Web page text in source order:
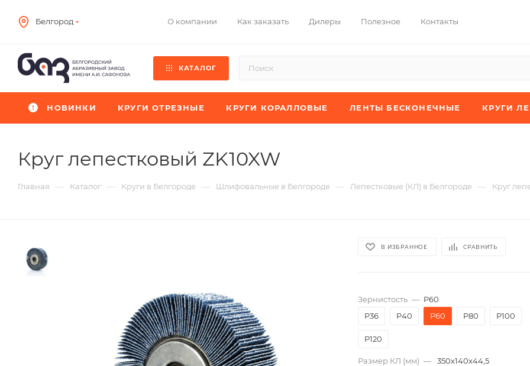
Белгород О компании Как заказать Дилеры Полезное Контакты
КАТАЛОГ
НОВИНКИ КРУГИ ОТРЕЗНЫЕ КРУГИ КОРАЛЛОВЫЕ ЛЕНТЫ БЕСКОНЕЧНЫЕ КРУГИ
Круг лепестковый ZK10XW
Главная — Каталог — Круги в Белгороде — Шлифовальные в Белгороде — Лепестковые (КЛ) в Белгороде — Круг
В ИЗБРАННОЕ СРАВНИТЬ
Зернистость — P60
P36
P40 P60 P80 P100
P120
Размер КЛ (мм) — 350x140x44,5